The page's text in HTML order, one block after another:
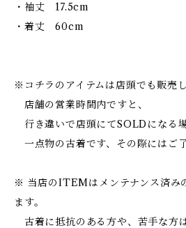
・袖丈 17.5cm
・着丈 60cm
※コチラのアイテムは店頭でも販売し
店舗の営業時間内ですと、
行き違いで店頭にてSOLDになる場
一点物の古着です、その際にはご
※ 当店のITEMはメンテナンス済み
ます。
古着に抵抗のある方や、苦手な方